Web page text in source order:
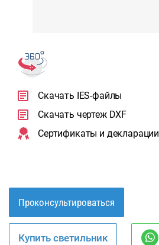
Скачать IES-файлы
Скачать чертеж DXF
Сертификаты и декларации
Проконсультироваться
Купить светильник